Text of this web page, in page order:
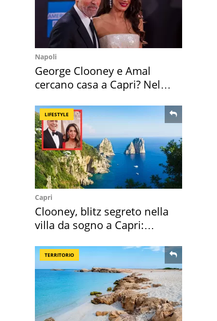
Napoli
George Clooney e Amal
cercano casa a Capri? Nel
LIFESTYLE
Capri
Clooney, blitz segreto nella
villa da sogno a Capri:
TERRITORIO